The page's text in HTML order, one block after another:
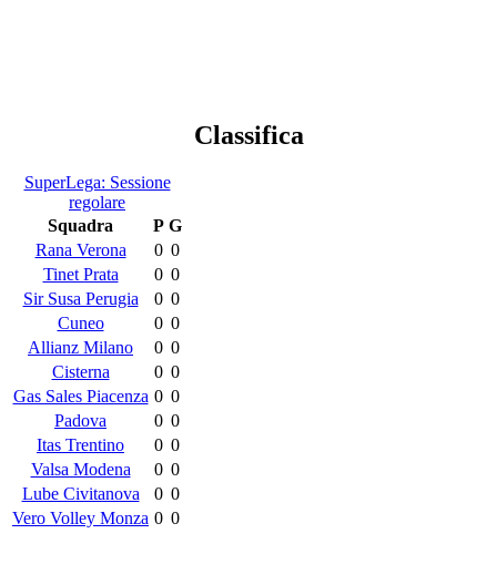
Classifica
SuperLega: Sessione
regolare
Squadra
P G
Rana Verona
0 0
Tinet Prata
0 0
Sir Susa Perugia
0 0
Cuneo
0 0
Allianz Milano
0 0
Cisterna
0 0
Gas Sales Piacenza 0 0
Padova
0 0
Itas Trentino
0 0
Valsa Modena
0 0
Lube Civitanova
0 0
Vero Volley Monza 0 0